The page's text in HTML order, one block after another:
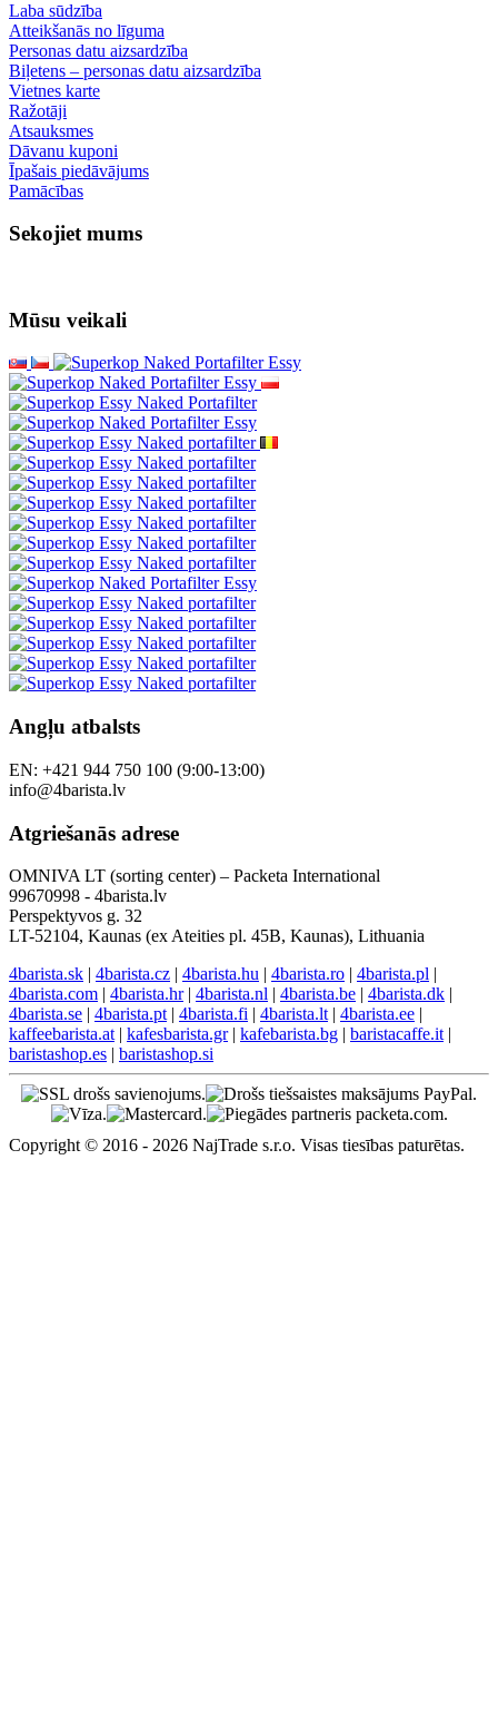
Laba sūdzība
Atteikšanās no līguma
Personas datu aizsardzība
Biļetens – personas datu aizsardzība
Vietnes karte
Ražotāji
Atsauksmes
Dāvanu kuponi
Īpašais piedāvājums
Pamācības
Sekojiet mums
Mūsu veikali
Angļu atbalsts
EN: +421 944 750 100 (9:00-13:00)
info@4barista.lv
Atgriešanās adrese
OMNIVA LT (sorting center) – Packeta International
99670998 - 4barista.lv
Perspektyvos g. 32
LT-52104, Kaunas (ex Ateities pl. 45B, Kaunas), Lithuania
4barista.sk | 4barista.cz | 4barista.hu | 4barista.ro | 4barista.pl |
4barista.com | 4barista.hr| 4barista.nl | 4barista.be | 4barista.dk |
4barista.se | 4barista.pt | 4barista.fi | 4barista.lt | 4barista.ee |
kaffeebarista.at | kafesbarista.gr| kafebarista.bg | baristacaffe.it |
baristashop.es | baristashop.si
Copyright © 2016 - 2026 NajTrade s.r.o. Visas tiesības paturētas.